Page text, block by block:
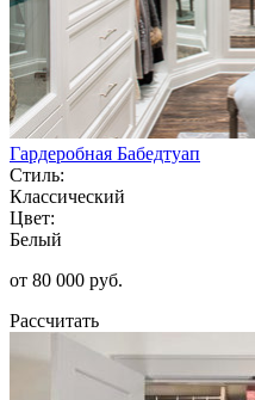
Гардеробная Бабедтуап
Стиль:
Классический
Цвет:
Белый
от 80 000 руб.
Рассчитать